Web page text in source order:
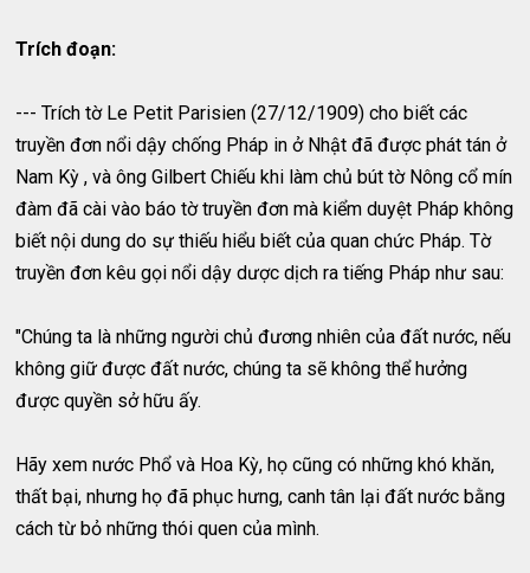
Trích đoạn:
--- Trích tờ Le Petit Parisien (27/12/1909) cho biết các
truyền đơn nổi dậy chống Pháp in ở Nhật đã được phát tán ở
Nam Kỳ , và ông Gilbert Chiếu khi làm chủ bút tờ Nông cổ mín
đàm đã cài vào báo tờ truyền đơn mà kiểm duyệt Pháp không
biết nội dung do sự thiếu hiểu biết của quan chức Pháp. Tờ
truyền đơn kêu gọi nổi dậy dược dịch ra tiếng Pháp như sau:
"Chúng ta là những người chủ đương nhiên của đất nước, nếu
không giữ được đất nước, chúng ta sẽ không thể hưởng
được quyền sở hữu ấy.
Hãy xem nước Phổ và Hoa Kỳ, họ cũng có những khó khăn,
thất bại, nhưng họ đã phục hưng, canh tân lại đất nước bằng
cách từ bỏ những thói quen của mình.